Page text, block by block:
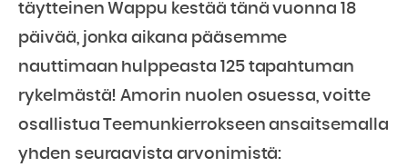
täytteinen Wappu kestää tänä vuonna 18
päivää, jonka aikana pääsemme
nauttimaan hulppeasta 125 tapahtuman
rykelmästä! Amorin nuolen osuessa, voitte
osallistua Teemunkierrokseen ansaitsemalla
yhden seuraavista arvonimistä: